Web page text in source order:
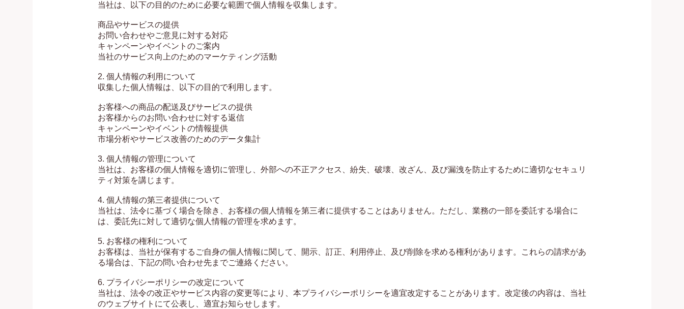
当社は、以下の目的のために必要な範囲で個人情報を収集します。
商品やサービスの提供
お問い合わせやご意見に対する対応
キャンペーンやイベントのご案内
当社のサービス向上のためのマーケティング活動
2. 個人情報の利用について
収集した個人情報は、以下の目的で利用します。
お客様への商品の配送及びサービスの提供
お客様からのお問い合わせに対する返信
キャンペーンやイベントの情報提供
市場分析やサービス改善のためのデータ集計
3. 個人情報の管理について
当社は、お客様の個人情報を適切に管理し、外部への不正アクセス、紛失、破壊、改ざん、及び漏洩を防止するために適切なセキュリ
ティ対策を講じます。
4. 個人情報の第三者提供について
当社は、法令に基づく場合を除き、お客様の個人情報を第三者に提供することはありません。ただし、業務の一部を委託する場合に
は、委託先に対して適切な個人情報の管理を求めます。
5. お客様の権利について
お客様は、当社が保有するご自身の個人情報に関して、開示、訂正、利用停止、及び削除を求める権利があります。これらの請求があ
る場合は、下記の問い合わせ先までご連絡ください。
6. プライバシーポリシーの改定について
当社は、法令の改正やサービス内容の変更等により、本プライバシーポリシーを適宜改定することがあります。改定後の内容は、当社
のウェブサイトにて公表し、適宜お知らせします。